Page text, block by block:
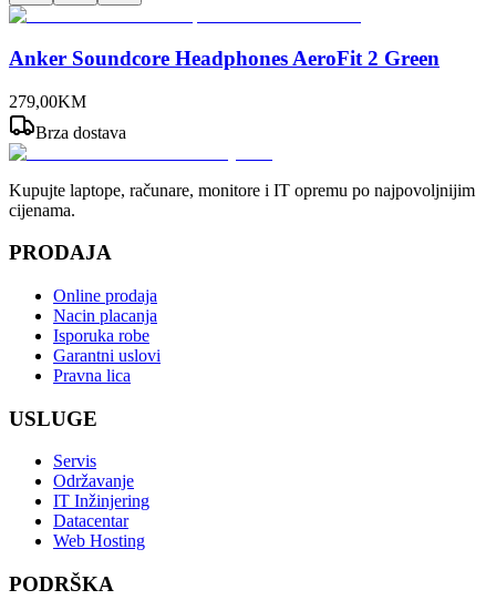
Anker Soundcore Headphones AeroFit 2 Green
279,00KM
Brza dostava
Kupujte laptope, računare, monitore i IT opremu po najpovoljnijim
cijenama.
PRODAJA
Online prodaja
Nacin placanja
Isporuka robe
Garantni uslovi
Pravna lica
USLUGE
Servis
Održavanje
IT Inžinjering
Datacentar
Web Hosting
PODRŠKA